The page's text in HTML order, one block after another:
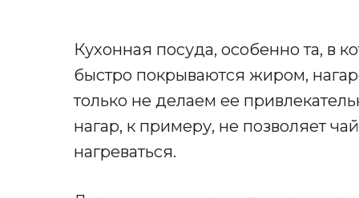
Кухонная посуда, особенно та, в
быстро покрываются жиром,
только не делаем ее
нагар, к примеру, не позволяет
нагреваться.